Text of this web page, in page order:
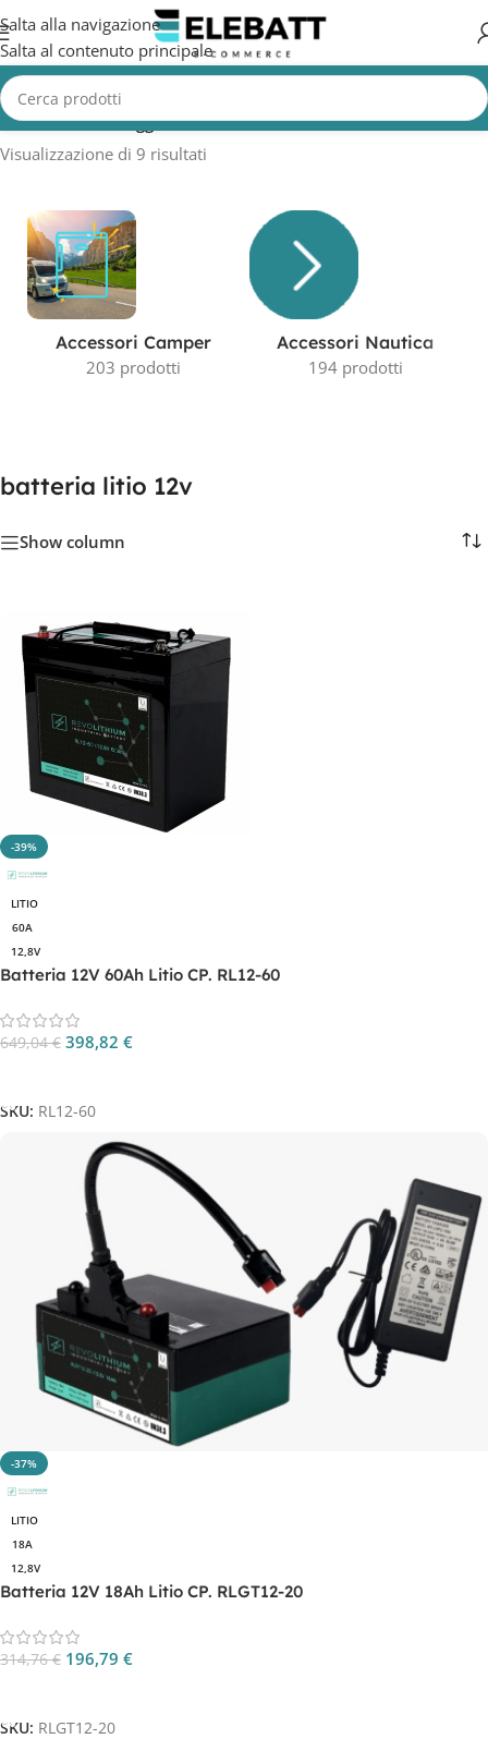
Salta alla navigazione
Salta al contenuto principale
Home/Prodotti taggati “batteria litio 12v”
Visualizzazione di 9 risultati
Accessori Camper
203 prodotti
Accessori Nautica
194 prodotti
batteria litio 12v
Show column
-39%
LITIO
60A
12,8V
Batteria 12V 60Ah Litio CP. RL12-60
649,04€ 398,82 €
SKU: RL12-60
-37%
LITIO
18A
12,8V
Batteria 12V 18Ah Litio CP. RLGT12-20
314,76€ 196,79 €
SKU: RLGT12-20